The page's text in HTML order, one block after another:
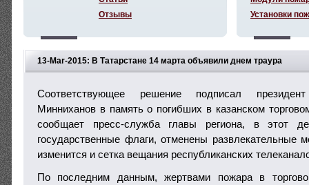
13-Mar-2015: В Татарстане 14 марта объявили днем траура
Соответствующее решение подписал
Минниханов в память о погибших в казанском
сообщает пресс-служба главы региона, в этот
государственные флаги, отменены развлекательные
изменится и сетка вещания республиканских
По последним данным, жертвами пожара в
Отзывы
Установки